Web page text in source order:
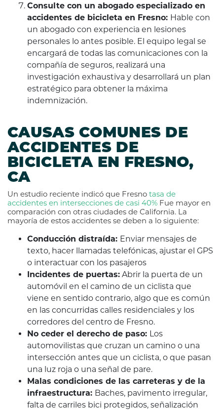
Consulte con un abogado especializado en
accidentes de bicicleta en Fresno: Hable con
un abogado con experiencia en lesiones
personales lo antes posible. El equipo legal se
encargará de todas las comunicaciones con la
compañía de seguros, realizará una
investigación exhaustiva y desarrollará un plan
estratégico para obtener la máxima
indemnización.
CAUSAS COMUNES DE
ACCIDENTES DE
BICICLETA EN FRESNO,
CA
Un estudio reciente indicó que Fresno tasa de
accidentes en intersecciones de casi 40% Fue mayor en
comparación con otras ciudades de California. La
mayoría de estos accidentes se deben a lo siguiente:
Conducción distraída: Enviar mensajes de
texto, hacer llamadas telefónicas, ajustar el GPS
o interactuar con los pasajeros
Incidentes de puertas: Abrir la puerta de un
automóvil en el camino de un ciclista que
viene en sentido contrario, algo que es común
en las concurridas calles residenciales y los
corredores del centro de Fresno.
No ceder el derecho de paso: Los
automovilistas que cruzan un camino o una
intersección antes que un ciclista, o que pasan
una luz roja o una señal de pare.
Malas condiciones de las carreteras y de la
infraestructura: Baches, pavimento irregular,
falta de carriles bici protegidos, señalización